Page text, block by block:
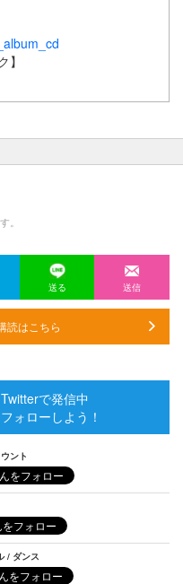
】
。
送る 送信
読はこちら
で発信中
ォローしよう！
ント
/ ダンス